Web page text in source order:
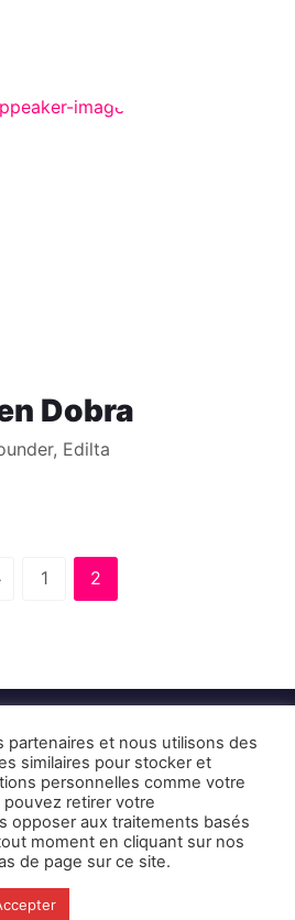
Dobra
Edilta
1 2
et CGU Crédits
© Karulynk
partenaires et nous utilisons des
similaires pour stocker et
personnelles comme votre
retirer votre
opposer aux traitements basés
moment en cliquant sur nos
de page sur ce site.